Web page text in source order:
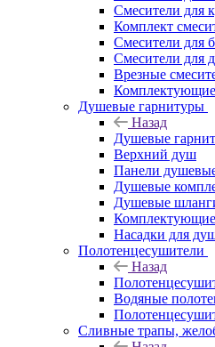
Смесители для
Комплект
Смесители для
Смесители для
Врезные
Комплектующие
Душевые гарнитуры
Назад
Душевые
Верхний душ
Панели
Душевые
Душевые
Насадки для
Полотенцесушители
Назад
Водяные
Сливные трапы,